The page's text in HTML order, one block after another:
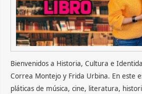
Bienvenidos a Historia, Cultura e
Correa Montejo y Frida Urbina. En este
pláticas de música, cine, literatura,